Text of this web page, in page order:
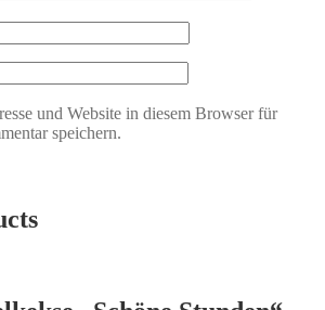
und Website in diesem Browser für
speichern.